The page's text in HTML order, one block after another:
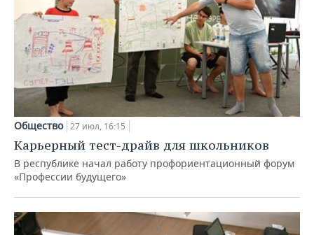
Общество 27 июл, 16:15
Карьерный тест-драйв для школьников
В республике начал работу профориентационный форум
«Профессии будущего»